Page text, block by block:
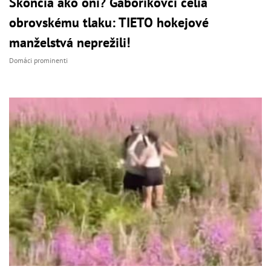
obrovskému tlaku: TIETO hokejové
manželstvá neprežili!
Domáci prominenti